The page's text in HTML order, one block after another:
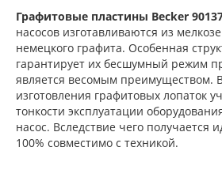
Графитовые пластины Becker
насосов изготавливаются из
немецкого графита. Особенная
гарантирует их бесшумный режим
является весомым преимуществом.
изготовления графитовых лопаток
тонкости эксплуатации
насос. Вследствие чего получается
100% совместимо с техникой.